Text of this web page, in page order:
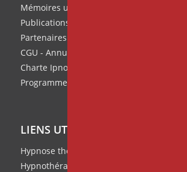
Le Geste Hypnotique - octobre
Mémoires universitaires
Publications de l'équipe
Partenaires
CGU - Annuaire des thérapeutes
Charte Ipnosia
Programme de parrainage
LIENS UTILES
Hypnose thérapeutique
Hypnothérapie